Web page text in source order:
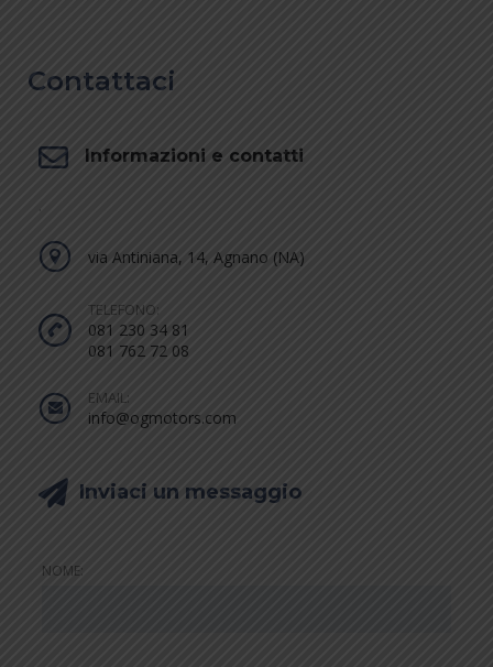
Contattaci
Informazioni e contatti
via Antiniana, 14, Agnano (NA)
TELEFONO:
081 230 34 81
081 762 72 08
EMAIL:
info@ogmotors.com
Inviaci un messaggio
NOME: